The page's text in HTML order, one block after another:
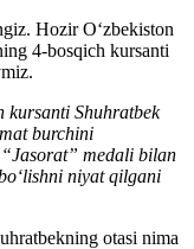
Hozir Oʻzbekiston
4-bosqich kursanti
kursanti Shuhratbek
burchini
medali bilan
niyat qilgani
otasi nima